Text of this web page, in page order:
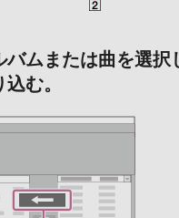
ムまたは曲を選択
む。